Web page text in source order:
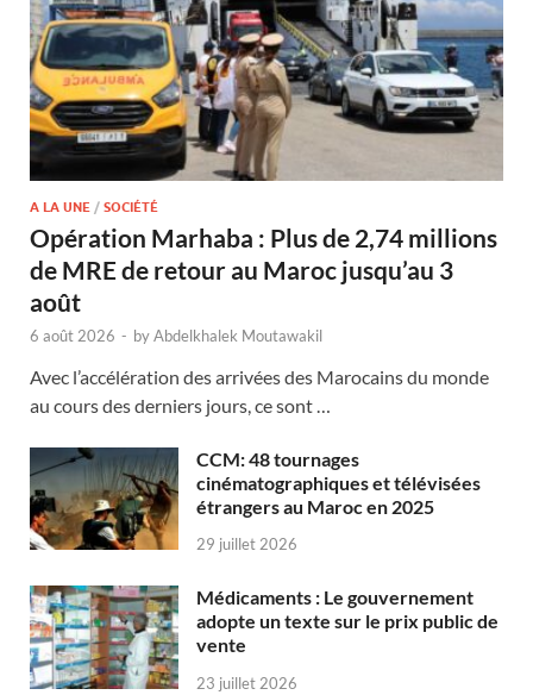
A LA UNE / SOCIÉTÉ
Opération Marhaba : Plus de 2,74 millions
de MRE de retour au Maroc jusqu’au 3
août
6 août 2026 - byAbdelkhalek Moutawakil
Avec l’accélération des arrivées des Marocains du monde
au cours des derniers jours, ce sont …
CCM: 48 tournages
cinématographiques et télévisées
étrangers au Maroc en 2025
29 juillet 2026
Médicaments : Le gouvernement
adopte un texte sur le prix public de
vente
23 juillet 2026